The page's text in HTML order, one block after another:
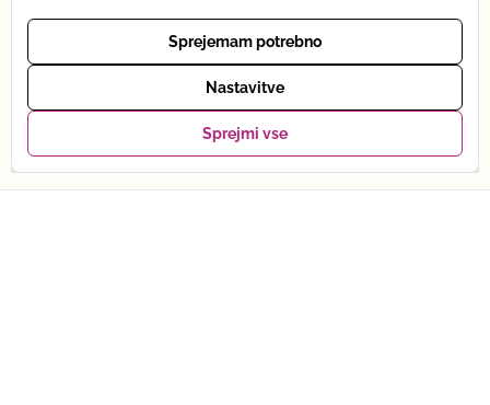
premoru. Oktobra se bom vrnila v polnem ritmu.
Hvala za razumevanje – se vidimo kmalu, v živo ali
prek posnetka. Tena :)
Sprejemam potrebno
Nastavitve
Sprejmi vse